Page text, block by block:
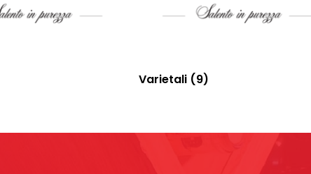
Varietali (9)